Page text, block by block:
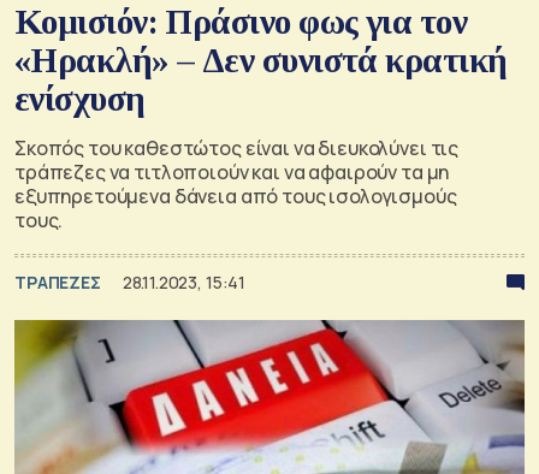
Κομισιόν: Πράσινο φως για τον
«Ηρακλή» – Δεν συνιστά κρατική
ενίσχυση
Σκοπός του καθεστώτος είναι να διευκολύνει τις
τράπεζες να τιτλοποιούν και να αφαιρούν τα μη
εξυπηρετούμενα δάνεια από τους ισολογισμούς
τους.
ΤΡΑΠΕΖΕΣ 28.11.2023, 15:41